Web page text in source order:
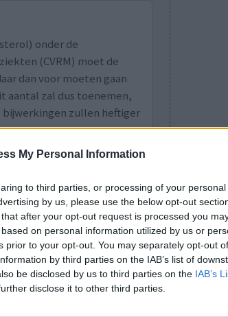
My Personal Information
to third parties, or processing of your personal
by us, please use the below opt-out
after your opt-out request is processed you
on personal information utilized by us or
prior to your opt-out. You may separately opt-out
by third parties on the IAB’s list of
be disclosed by us to third parties on the IAB’s
disclose it to other third parties.
onder de
(CVRM) moet de
dan voor moeten gaan
aantal zal dus toenemen,
bijwerkingen zullen heftiger
het gen SLCO1B1 te laten
voor transport van de
link naar artikel in Volkskrant
en behoren tot de meest
echter gunstig op